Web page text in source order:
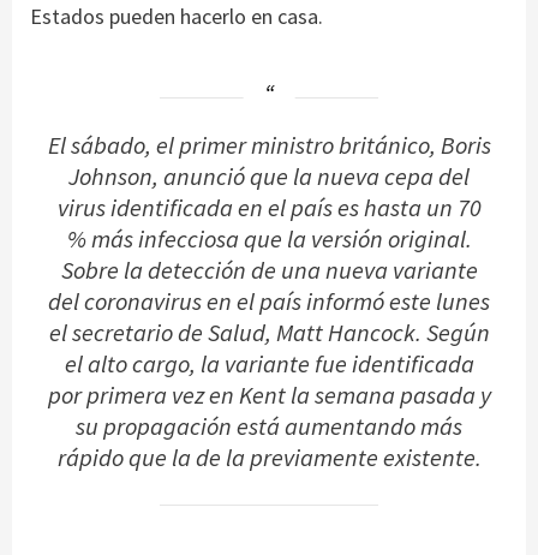
Estados pueden hacerlo en casa.
El sábado, el primer ministro británico, Boris
Johnson, anunció que la nueva cepa del
virus identificada en el país es hasta un 70
% más infecciosa que la versión original.
Sobre la detección de una nueva variante
del coronavirus en el país informó este lunes
el secretario de Salud, Matt Hancock. Según
el alto cargo, la variante fue identificada
por primera vez en Kent la semana pasada y
su propagación está aumentando más
rápido que la de la previamente existente.